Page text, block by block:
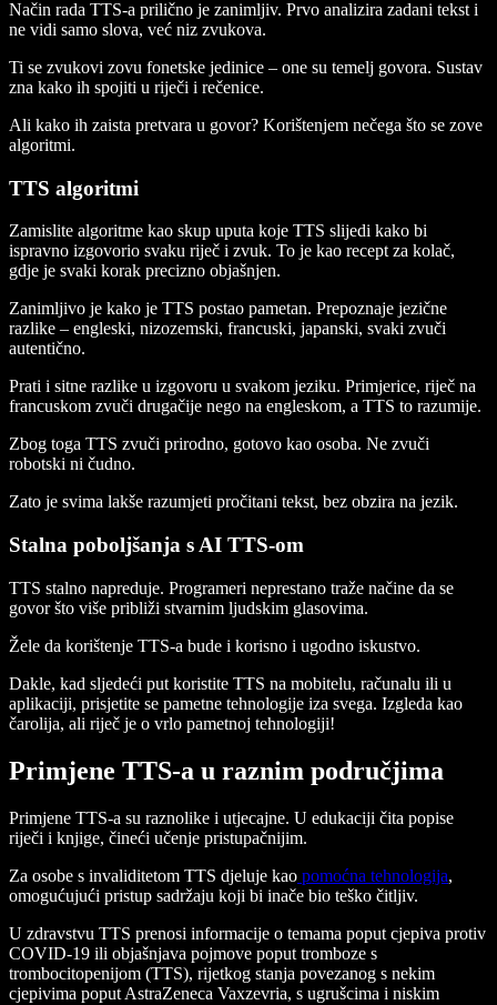
Način rada TTS-a prilično je zanimljiv. Prvo analizira zadani tekst i
ne vidi samo slova, već niz zvukova.
Ti se zvukovi zovu fonetske jedinice – one su temelj govora. Sustav
zna kako ih spojiti u riječi i rečenice.
Ali kako ih zaista pretvara u govor? Korištenjem nečega što se zove
algoritmi.
TTS algoritmi
Zamislite algoritme kao skup uputa koje TTS slijedi kako bi
ispravno izgovorio svaku riječ i zvuk. To je kao recept za kolač,
gdje je svaki korak precizno objašnjen.
Zanimljivo je kako je TTS postao pametan. Prepoznaje jezične
razlike – engleski, nizozemski, francuski, japanski, svaki zvuči
autentično.
Prati i sitne razlike u izgovoru u svakom jeziku. Primjerice, riječ na
francuskom zvuči drugačije nego na engleskom, a TTS to razumije.
Zbog toga TTS zvuči prirodno, gotovo kao osoba. Ne zvuči
robotski ni čudno.
Zato je svima lakše razumjeti pročitani tekst, bez obzira na jezik.
Stalna poboljšanja s AI TTS-om
TTS stalno napreduje. Programeri neprestano traže načine da se
govor što više približi stvarnim ljudskim glasovima.
Žele da korištenje TTS-a bude i korisno i ugodno iskustvo.
Dakle, kad sljedeći put koristite TTS na mobitelu, računalu ili u
aplikaciji, prisjetite se pametne tehnologije iza svega. Izgleda kao
čarolija, ali riječ je o vrlo pametnoj tehnologiji!
Primjene TTS-a u raznim područjima
Primjene TTS-a su raznolike i utjecajne. U edukaciji čita popise
riječi i knjige, čineći učenje pristupačnijim.
Za osobe s invaliditetom TTS djeluje kao pomoćna tehnologija,
omogućujući pristup sadržaju koji bi inače bio teško čitljiv.
U zdravstvu TTS prenosi informacije o temama poput cjepiva protiv
COVID-19 ili objašnjava pojmove poput tromboze s
trombocitopenijom (TTS), rijetkog stanja povezanog s nekim
cjepivima poput AstraZeneca Vaxzevria, s ugrušcima i niskim